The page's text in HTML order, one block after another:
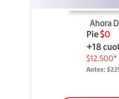
Ahora
Pie $0
+18
$12.500*
Antes: